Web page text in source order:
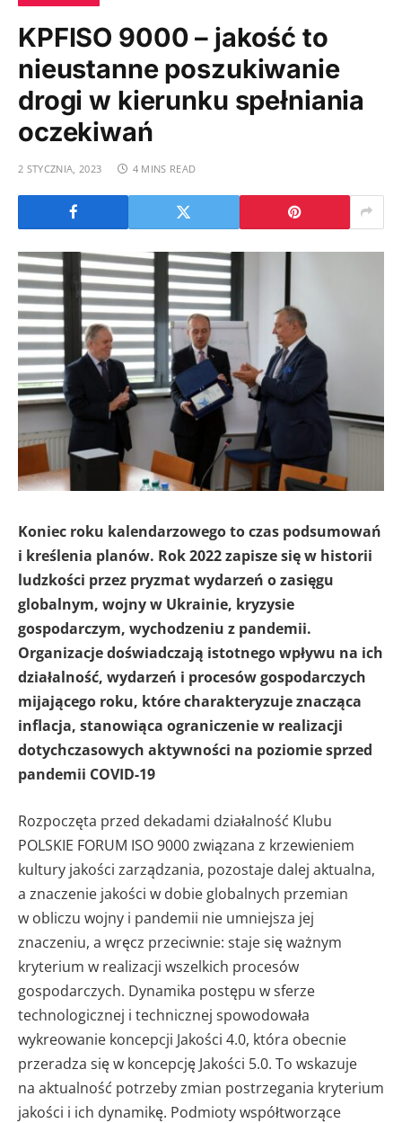
KPFISO 9000 – jakość to
nieustanne poszukiwanie
drogi w kierunku spełniania
oczekiwań
2 STYCZNIA, 2023 4 MINS READ
Koniec roku kalendarzowego to czas podsumowań
i kreślenia planów. Rok 2022 zapisze się w historii
ludzkości przez pryzmat wydarzeń o zasięgu
globalnym, wojny w Ukrainie, kryzysie
gospodarczym, wychodzeniu z pandemii.
Organizacje doświadczają istotnego wpływu na ich
działalność, wydarzeń i procesów gospodarczych
mijającego roku, które charakteryzuje znacząca
inflacja, stanowiąca ograniczenie w realizacji
dotychczasowych aktywności na poziomie sprzed
pandemii COVID-19
Rozpoczęta przed dekadami działalność Klubu
POLSKIE FORUM ISO 9000 związana z krzewieniem
kultury jakości zarządzania, pozostaje dalej aktualna,
a znaczenie jakości w dobie globalnych przemian
w obliczu wojny i pandemii nie umniejsza jej
znaczeniu, a wręcz przeciwnie: staje się ważnym
kryterium w realizacji wszelkich procesów
gospodarczych. Dynamika postępu w sferze
technologicznej i technicznej spowodowała
wykreowanie koncepcji Jakości 4.0, która obecnie
przeradza się w koncepcję Jakości 5.0. To wskazuje
na aktualność potrzeby zmian postrzegania kryterium
jakości i ich dynamikę. Podmioty współtworzące